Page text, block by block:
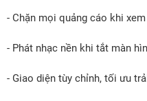
- Chặn mọi quảng cáo khi
- Phát nhạc nền khi tắt màn
- Giao diện tùy chỉnh, tối ưu